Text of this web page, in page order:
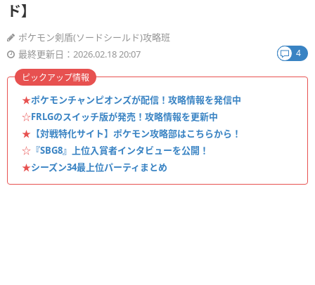
ド】
ポケモン剣盾(ソードシールド)攻略班
最終更新日：2026.02.18 20:07
4
★ポケモンチャンピオンズが配信！攻略情報を発信中
☆FRLGのスイッチ版が発売！攻略情報を更新中
★ 【対戦特化サイト】ポケモン攻略部はこちらから！
☆ 『SBG8』上位入賞者インタビューを公開！
★シーズン34最上位パーティまとめ
ピックアップ情報